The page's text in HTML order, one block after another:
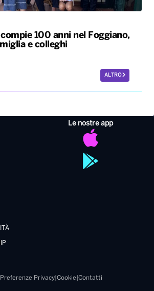
100 anni nel Foggiano,
e colleghi
ALTRO
Le nostre app
Preferenze Privacy| Cookie Contatti